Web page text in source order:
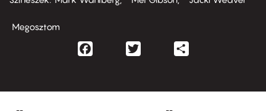
Megosztom
Facebook